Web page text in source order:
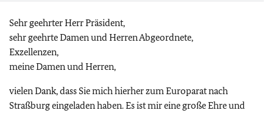
Sehr geehrter Herr Präsident,
sehr geehrte Damen und Herren Abgeordnete,
Exzellenzen,
meine Damen und Herren,
vielen Dank, dass Sie mich hierher zum Europarat nach
Straßburg eingeladen haben. Es ist mir eine große Ehre und